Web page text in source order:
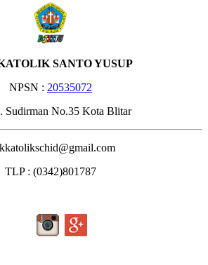
SANTO YUSUP
NPSN : 20535072
Sudirman No.35 Kota Blitar
TLP : (0342)801787